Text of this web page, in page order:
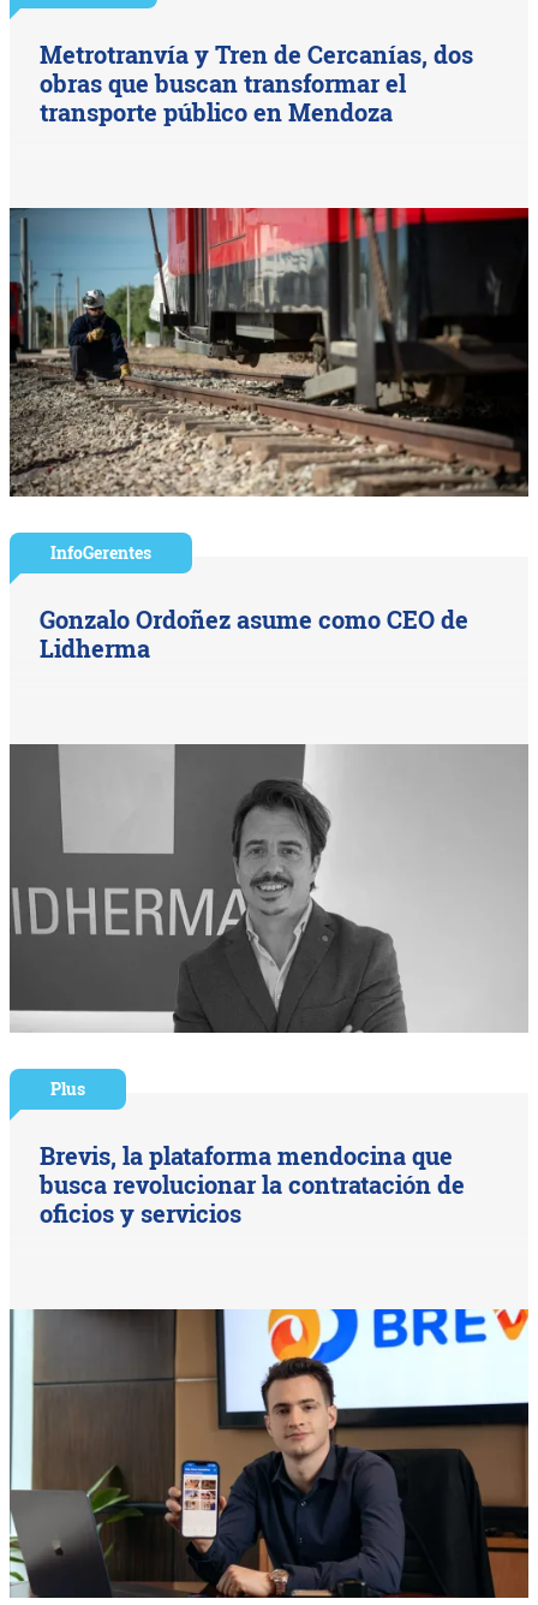
Metrotranvía y Tren de Cercanías, dos
obras que buscan transformar el
transporte público en Mendoza
InfoGerentes
Gonzalo Ordoñez asume como CEO de
Lidherma
Plus
Brevis, la plataforma mendocina que
busca revolucionar la contratación de
oficios y servicios